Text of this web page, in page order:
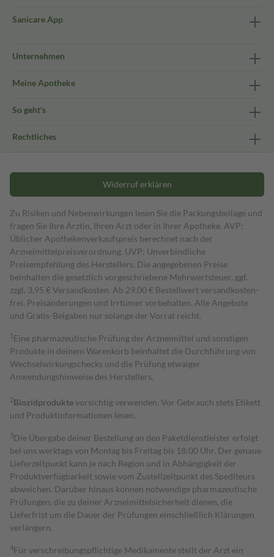
Sanicare App
Unternehmen
Meine Apotheke
So geht's
Rechtliches
Widerruf erklären
Zu Risiken und Nebenwirkungen lesen Sie die Packungsbeilage und
fragen Sie Ihre Ärztin, Ihren Arzt oder in Ihrer Apotheke. AVP:
Üblicher Apothekenverkaufspreis berechnet nach der
Arzneimittelpreisverordnung. UVP: Unverbindliche
Preisempfehlung des Herstellers. Die angegebenen Preise
beinhalten die gesetzlich vorgeschriebene Mehrwertsteuer, ggf.
zzgl. 3,95 € Versandkosten. Ab 29,00 € Bestell­wert versand­kosten­
frei. Preisänderungen und Irrtümer vorbehalten. Alle Angebote
und Gratis-Beigaben nur solange der Vorrat reicht.
1 Eine pharmazeutische Prüfung der Arzneimittel und sonstigen
Produkte in deinem Warenkorb beinhaltet die Durchführung von
Wechselwirkungschecks und die Prüfung etwaiger
Anwendungshinweise des Herstellers.
2Biozidproduktevorsichtig verwenden. Vor Gebrauch stets Etikett
und Produktinformationen lesen.
3Die Übergabe deiner Bestellung an den Paketdienstleister erfolgt
bei uns werktags von Montag bis Freitag bis 18:00 Uhr. Der genaue
Lieferzeitpunkt kann je nach Region und in Abhängigkeit der
Produktverfügbarkeit sowie vom Zustellzeitpunkt des Spediteurs
abweichen. Darüber hinaus können notwendige pharmazeutische
Prüfungen, die zu deiner Arzneimittelsicherheit dienen, die
Lieferfrist um die Dauer der Prüfungen einschließlich Klärungen
verlängern.
4Für verschreibungspflichtige Medikamente stellt der Arzt ein